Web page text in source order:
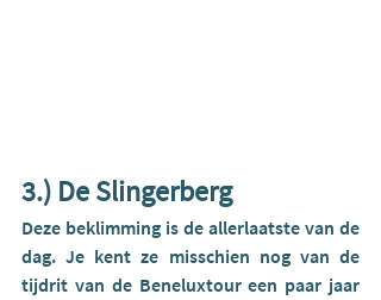
3.) De Slingerberg
Deze beklimming is de allerlaatste van de
dag. Je kent ze misschien nog van de
tijdrit van de Beneluxtour een paar jaar